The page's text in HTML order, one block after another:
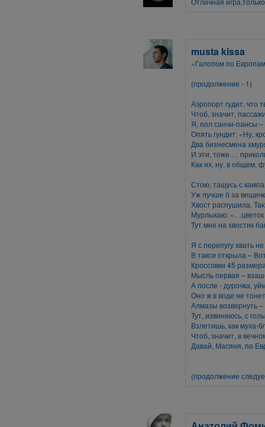
musta kissa
«Галопом по
(продолжение - 1)
Аэропорт гудит, что
Чтоб, значит,
Я, пол санчи-пансы
Опять гундит: «Ну,
Два бизнесмена
И эти, тоже….
Как их, ну, в общем,
Стою, тащусь с
Уж лучше б за
Хвост распушила.
Мурлыкаю:
Тут мне на хвостик
Я с перепугу хвать
В такси открыла –
Кроссовки 45
Мысль первая –
А после - дурочка,
Оно ж в воде не
Алмазы возвернуть –
Тут, извиняюсь, с
Взлетишь, как муха-
Чтоб, значит, в
Давай, Масяня, по
(продолжение